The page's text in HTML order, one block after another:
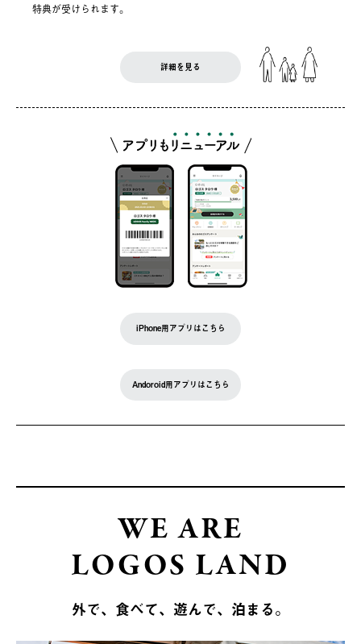
特典が受けられます。
詳細を見る
iPhone用アプリはこちら
Andoroid用アプリはこちら
WE ARE
LOGOS LAND
外で、食べて、遊んで、泊まる。